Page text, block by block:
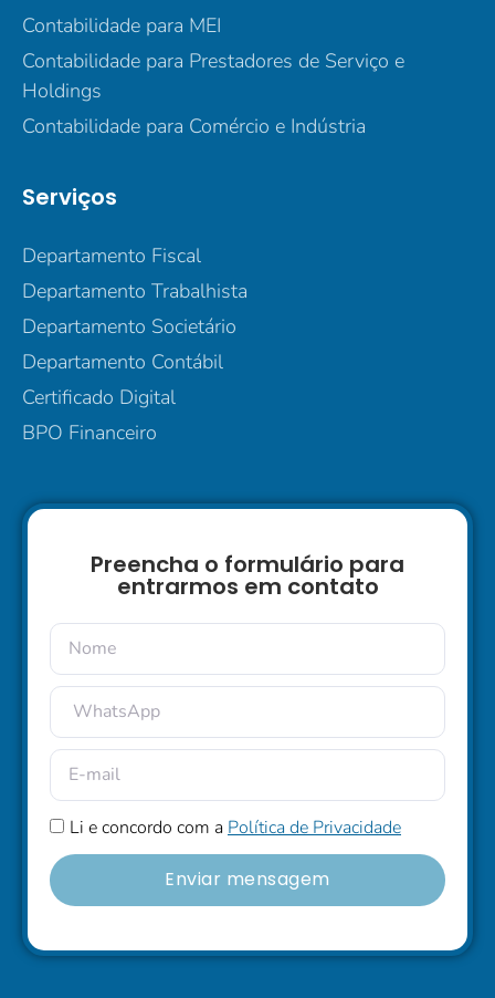
Contabilidade para MEI
Contabilidade para Prestadores de Serviço e
Holdings
Contabilidade para Comércio e Indústria
Serviços
Departamento Fiscal
Departamento Trabalhista
Departamento Societário
Departamento Contábil
Certificado Digital
BPO Financeiro
Preencha o formulário para
entrarmos em contato
Li e concordo com a Política de Privacidade
Enviar mensagem